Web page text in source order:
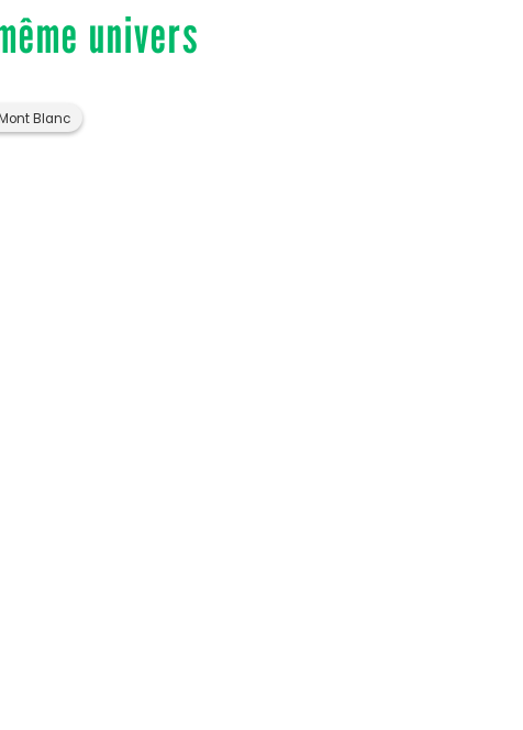
univers
Blanc